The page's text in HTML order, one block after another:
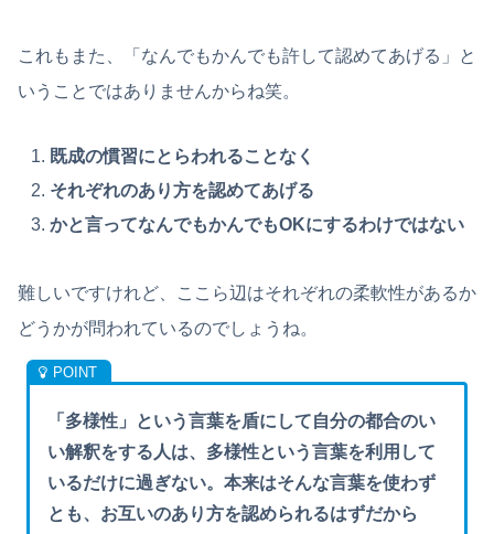
これもまた、「なんでもかんでも許して認めてあげる」と
いうことではありませんからね笑。
既成の慣習にとらわれることなく
それぞれのあり方を認めてあげる
かと言ってなんでもかんでもOKにするわけではない
難しいですけれど、ここら辺はそれぞれの柔軟性があるか
どうかが問われているのでしょうね。
「多様性」という言葉を盾にして自分の都合のい
い解釈をする人は、多様性という言葉を利用して
いるだけに過ぎない。本来はそんな言葉を使わず
とも、お互いのあり方を認められるはずだから